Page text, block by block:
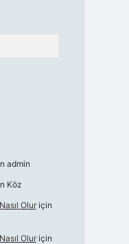
admin
Köz
Oluriçin
Oluriçin